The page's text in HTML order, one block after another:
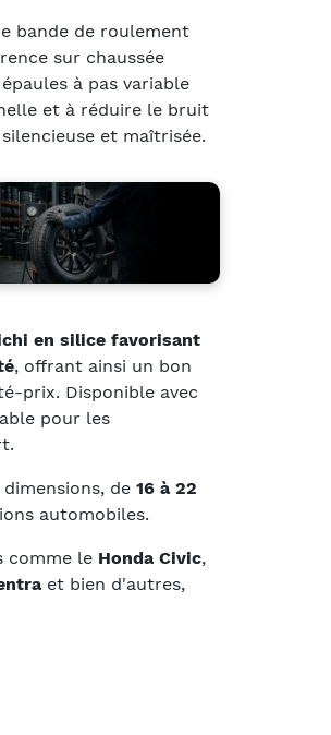
bande de roulement
sur chaussée
à pas variable
et à réduire le bruit
et maîtrisée.
en silice favorisant
, offrant ainsi un bon
prix. Disponible avec
pour les
de 16 à 22
automobiles.
comme le Honda Civic,
et bien d'autres,